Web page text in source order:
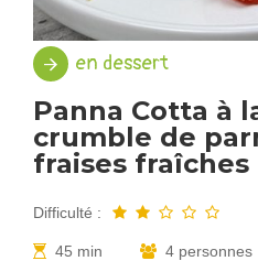
en dessert
Panna Cotta à
crumble de
fraises fraîches
Difficulté :
45 min 4 personnes